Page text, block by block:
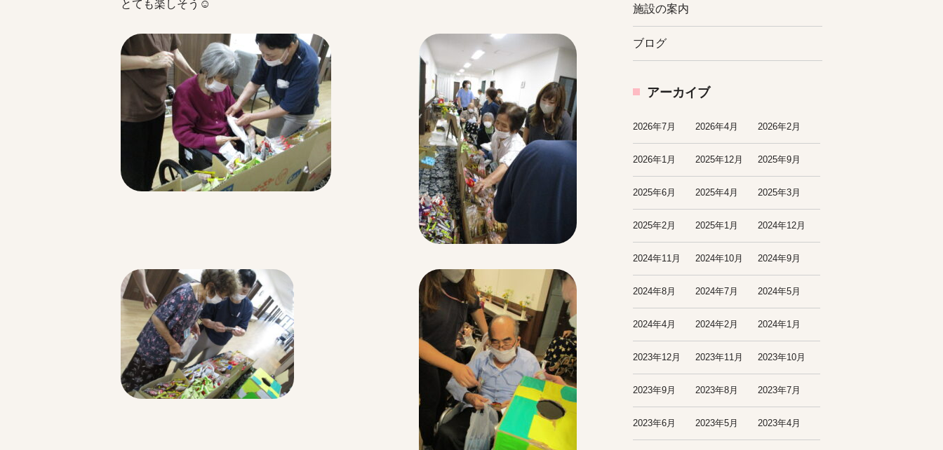
とても楽しそう☺ 施設の案内
ブログ
アーカイブ
2026年7月 2026年4月 2026年2月
2026年1月 2025年12月 2025年9月
2025年6月 2025年4月 2025年3月
2025年2月 2025年1月 2024年12月
2024年11月 2024年10月 2024年9月
2024年8月 2024年7月 2024年5月
2024年4月 2024年2月 2024年1月
2023年12月 2023年11月 2023年10月
2023年9月 2023年8月 2023年7月
2023年6月 2023年5月 2023年4月